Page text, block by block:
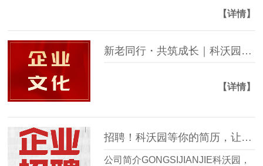
【详情】
新老同行・共筑成长｜科沃园4月新老员工座谈会圆满举行
【详情】
招聘！科沃园等你的简历，让我们一起工作吧
公司简介GONGSIJIANJIE科沃园，